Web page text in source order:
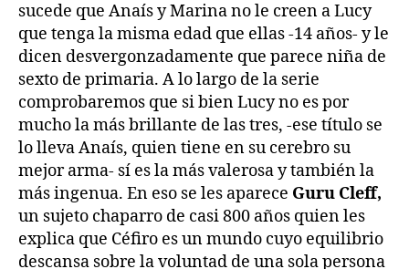
sucede que Anaís y Marina no le creen a Lucy
que tenga la misma edad que ellas -14 años- y le
dicen desvergonzadamente que parece niña de
sexto de primaria. A lo largo de la serie
comprobaremos que si bien Lucy no es por
mucho la más brillante de las tres, -ese título se
lo lleva Anaís, quien tiene en su cerebro su
mejor arma- sí es la más valerosa y también la
más ingenua. En eso se les aparece Guru Cleff,
un sujeto chaparro de casi 800 años quien les
explica que Céfiro es un mundo cuyo equilibrio
descansa sobre la voluntad de una sola persona